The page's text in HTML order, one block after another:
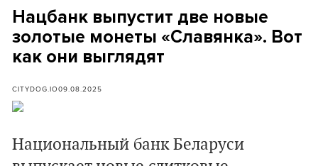
Нацбанк выпустит две новые
золотые монеты «Славянка». Вот
как они выглядят
CITYDOG.IO09.08.2025
Национальный банк Беларуси